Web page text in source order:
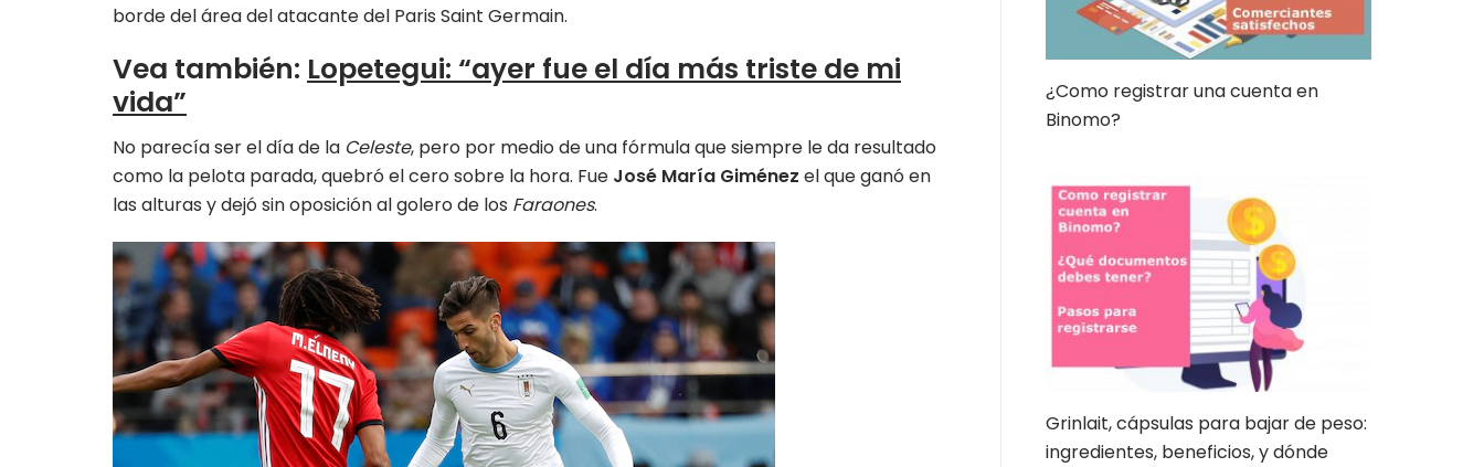
borde del área del atacante del Paris Saint Germain.
Vea también: Lopetegui: “ayer fue el día más triste de mi
vida”
No parecía ser el día de la Celeste, pero por medio de una fórmula que siempre le da resultado
como la pelota parada, quebró el cero sobre la hora. Fue José María Giménez el que ganó en
las alturas y dejó sin oposición al golero de los Faraones.
¿Como registrar una cuenta en
Binomo?
Grinlait, cápsulas para bajar de peso:
ingredientes, beneficios, y dónde